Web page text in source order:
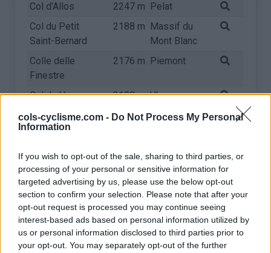
cols-cyclisme.com - Do Not Process My Personal
Information
If you wish to opt-out of the sale, sharing to third parties, or
processing of your personal or sensitive information for
targeted advertising by us, please use the below opt-out
section to confirm your selection. Please note that after your
opt-out request is processed you may continue seeing
interest-based ads based on personal information utilized by
us or personal information disclosed to third parties prior to
your opt-out. You may separately opt-out of the further
Col d'Allos 2247 m Pelat
Col du Petit
Saint-Bernard
2188 m Massif du
Mont Blanc
Colle delle
Finestre
2176 m Piemont
Col de Vars 2108 m Ubaye
Col du Mont
Cenis
2081 m
Massif du
Grandes
Rousses
Col du Lautaret
2057 m
Arves et
Grandes
Rousses
Station de
2035 m Piemont